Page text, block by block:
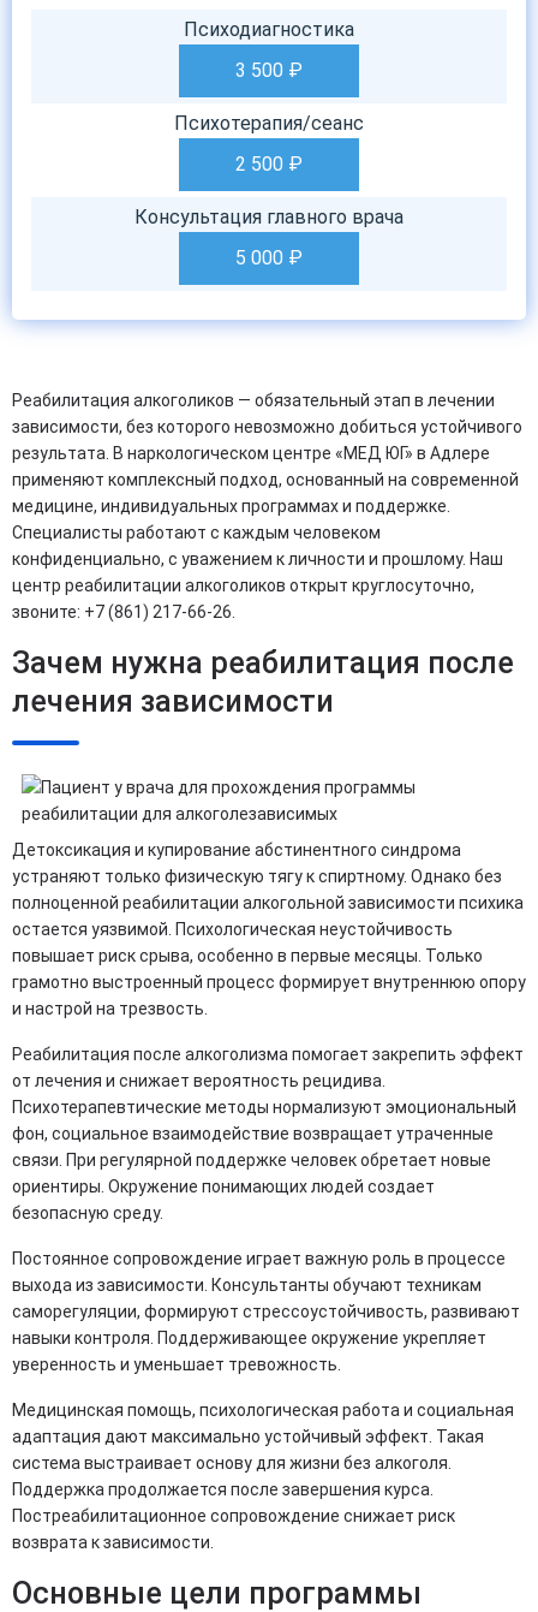
Психодиагностика
3 500 ₽
Психотерапия/сеанс
2 500 ₽
Консультация главного врача
5 000 ₽
Реабилитация алкоголиков — обязательный этап в лечении
зависимости, без которого невозможно добиться устойчивого
результата. В наркологическом центре «МЕД ЮГ» в Адлере
применяют комплексный подход, основанный на современной
медицине, индивидуальных программах и поддержке.
Специалисты работают с каждым человеком
конфиденциально, с уважением к личности и прошлому. Наш
центр реабилитации алкоголиков открыт круглосуточно,
звоните: +7 (861) 217-66-26.
Зачем нужна реабилитация после
лечения зависимости
Детоксикация и купирование абстинентного синдрома
устраняют только физическую тягу к спиртному. Однако без
полноценной реабилитации алкогольной зависимости психика
остается уязвимой. Психологическая неустойчивость
повышает риск срыва, особенно в первые месяцы. Только
грамотно выстроенный процесс формирует внутреннюю опору
и настрой на трезвость.
Реабилитация после алкоголизма помогает закрепить эффект
от лечения и снижает вероятность рецидива.
Психотерапевтические методы нормализуют эмоциональный
фон, социальное взаимодействие возвращает утраченные
связи. При регулярной поддержке человек обретает новые
ориентиры. Окружение понимающих людей создает
безопасную среду.
Постоянное сопровождение играет важную роль в процессе
выхода из зависимости. Консультанты обучают техникам
саморегуляции, формируют стрессоустойчивость, развивают
навыки контроля. Поддерживающее окружение укрепляет
уверенность и уменьшает тревожность.
Медицинская помощь, психологическая работа и социальная
адаптация дают максимально устойчивый эффект. Такая
система выстраивает основу для жизни без алкоголя.
Поддержка продолжается после завершения курса.
Постреабилитационное сопровождение снижает риск
возврата к зависимости.
Основные цели программы